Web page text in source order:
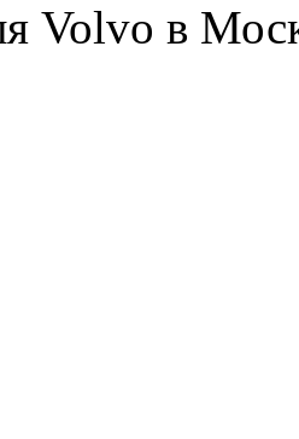
Volvo в